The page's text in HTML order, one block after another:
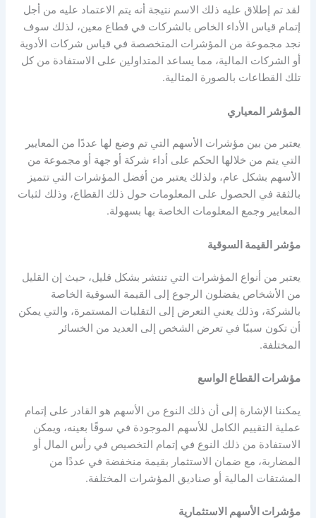
لقد تم إطلاق عليه ذلك الاسم نتيجة أنه يتم الاعتماد عليه من أجل
إتمام قياس الأداء الخاص بالشركات في قطاع معين، لذلك سوف
نجد مجموعة من المؤشرات المتخصصة في قياس شركات الأدوية
أو الشركات المالية، مما يساعد المتداولين على الاستفادة من كل
تلك القطاعات بالصورة المثالية.
المؤشر المعياري
يعتبر من بين مؤشرات الأسهمالتي تم وضع لها عددًا من المعايير
التي يتم من خلالها الحكم على أداء شركة أو جهة أو مجموعة من
الأسهم بشكل عام، ولذلك يعتبر من أفضل المؤشرات التي تتميز
بالثقة في الحصول على المعلومات حول ذلك القطاع، وذلك لثبات
المعايير وجمع المعلومات الخاصة بها بسهولة.
مؤشر القيمة السوقية
يعتبر من أنواع المؤشرات التي تنتشر بشكل قليل، حيث إن القليل
من الأشخاص يفضلون الرجوع إلى القيمة السوقية الخاصة
بالشركة، وذلك يعني التعرض إلى التقلبات المستمرة، والتي يمكن
أن تكون سببًا في تعرض الشخص إلى العديد من الخسائر
المختلفة.
مؤشرات القطاع الواسع
يمكننا الإشارة إلى أن ذلك النوع من الأسهم هو القادر على إتمام
عملية التقييم الكامل للأسهم الموجودة في سوقًا بعينه، ويمكن
الاستفادة من ذلك النوع في إتمام التخصيص في رأس المال أو
المضاربة، مع ضمان الاستثمار بقيمة منخفضة في عددًا من
المشتقات المالية أو صناديق المؤشرات المختلفة.
مؤشرات الأسهمالاستثمارية